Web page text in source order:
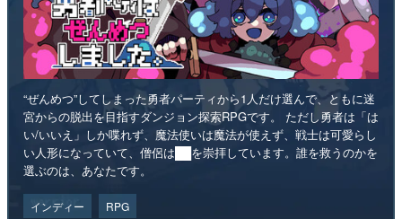
“ぜんめつ”してしまった勇者パーティから1人だけ選んで、ともに迷
宮からの脱出を目指すダンジョン探索RPGです。 ただし勇者は「は
い/いいえ」しか喋れず、魔法使いは魔法が使えず、戦士は可愛らし
い人形になっていて、僧侶は██を崇拝しています。誰を救うのかを
選ぶのは、あなたです。
インディー RPG